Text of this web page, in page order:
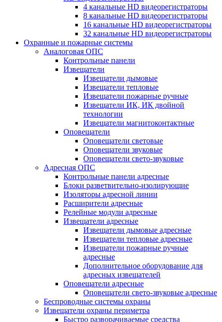
4 канальные HD видеорегистраторы
8 канальные HD видеорегистраторы
16 канальные HD видеорегистраторы
32 канальные HD видеорегистраторы
Охранные и пожарные системы
Аналоговая ОПС
Контрольные панели
Извещатели
Извещатели дымовые
Извещатели тепловые
Извещатели пожарные ручные
Извещатели ИК, ИК двойной
технологии
Извещатели магнитоконтактные
Оповещатели
Оповещатели световые
Оповещатели звуковые
Оповещатели свето-звуковые
Адресная ОПС
Контрольные панели адресные
Блоки разветвительно-изолирующие
Изоляторы адресной линии
Расширители адресные
Релейные модули адресные
Извещатели адресные
Извещатели дымовые адресные
Извещатели тепловые адресные
Извещатели пожарные ручные
адресные
Дополнительное оборудование для
адресных извещателей
Оповещатели адресные
Оповещатели свето-звуковые адресные
Беспроводные системы охраны
Извещатели охраны периметра
Быстро разворачиваемые средства